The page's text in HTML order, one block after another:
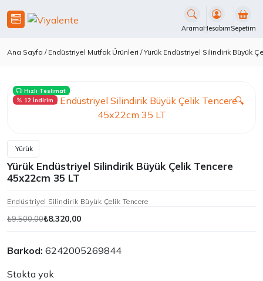
Geç
AramaHesabımSepetim
Ana Sayfa / Endüstriyel Mutfak Ürünleri / Yürük Endüstriyel Silindirik Büyük
🔍
Yürük
Yürük Endüstriyel Silindirik Büyük Çelik Tencere
45x22cm 35 LT
Endüstriyel Silindirik Büyük Çelik Tencere
₺9.500,00
Orijinal
₺9.500,00.
₺8.320,00
Şu
fiyat:
₺8.320,00.
Hızlı Teslimat
12 İndirim
Barkod: 6242005269844
Stokta yok